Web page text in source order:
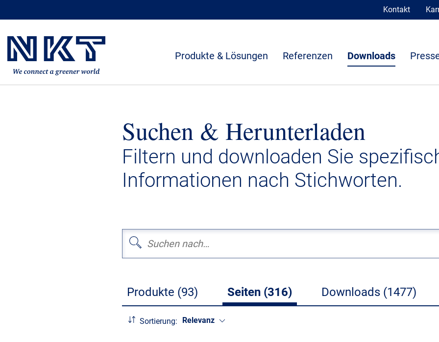
Kontakt
Produkte & Lösungen Referenzen Downloads
Suchen & Herunterladen
Filtern und downloaden Sie
Informationen nach Stichworten.
Produkte (93) Seiten (316) Downloads (1477)
Sortierung: Relevanz